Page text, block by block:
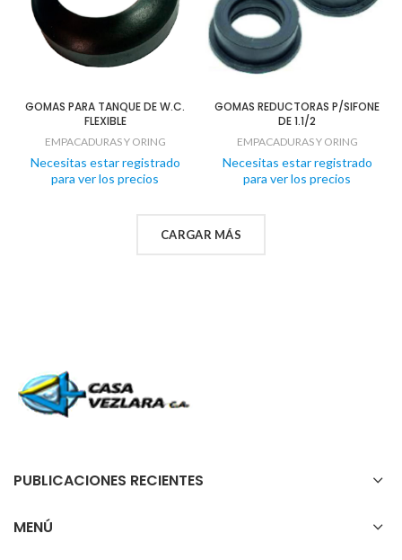
GOMAS PARA TANQUE DE W.C.
FLEXIBLE
EMPACADURAS Y ORING
Necesitas estar registrado
para ver los precios
GOMAS REDUCTORAS P/SIFONE
DE 1.1/2
EMPACADURAS Y ORING
Necesitas estar registrado
para ver los precios
CARGAR MÁS
PUBLICACIONES RECIENTES
MENÚ